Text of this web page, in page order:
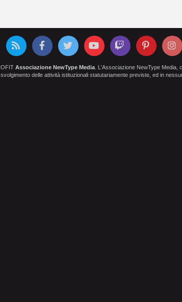
Associazione NewType Media. L'Associazione NewType Media,
delle attività istituzionali statutariamente previste, ed in